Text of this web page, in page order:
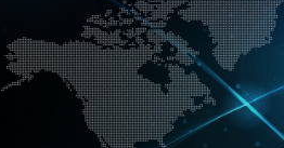
Fabriquant et distributeur français
gamme à base de LED.
led, Topledworld, top led world, top
économie énergie, edf, lumière,